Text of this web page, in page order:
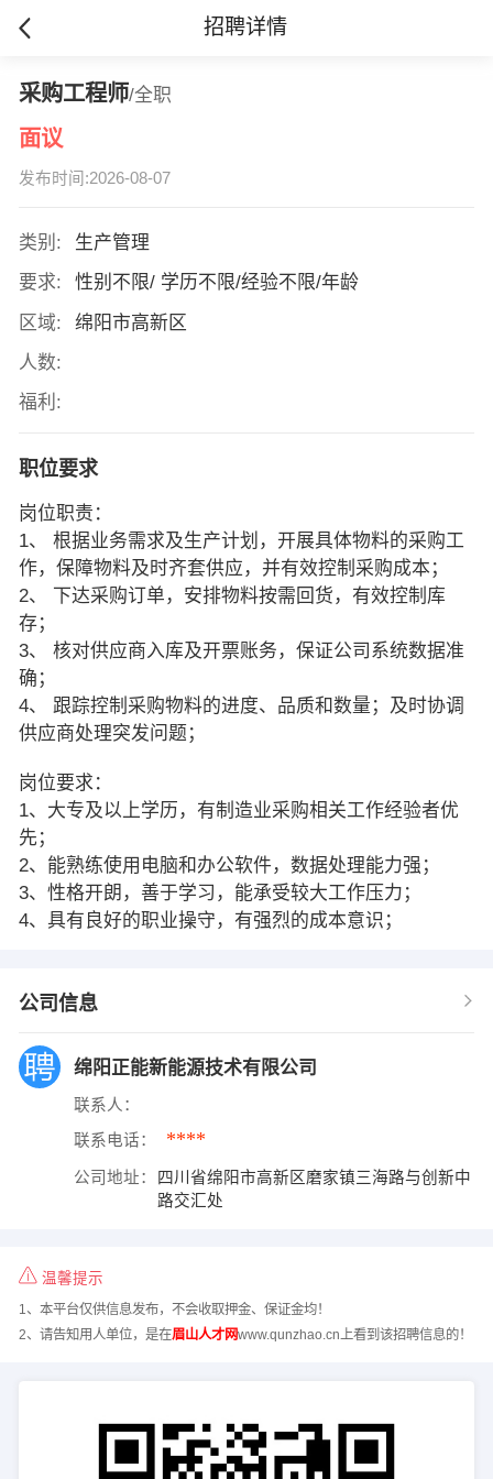
招聘详情
采购工程师/全职
面议
发布时间:2026-08-07
类别:
生产管理
要求:
性别不限/ 学历不限/经验不限/年龄
区域:
绵阳市高新区
人数:
福利:
职位要求
岗位职责：
1、 根据业务需求及生产计划，开展具体物料的采购工
作，保障物料及时齐套供应，并有效控制采购成本；
2、 下达采购订单，安排物料按需回货，有效控制库
存；
3、 核对供应商入库及开票账务，保证公司系统数据准
确；
4、 跟踪控制采购物料的进度、品质和数量；及时协调
供应商处理突发问题；
岗位要求：
1、大专及以上学历，有制造业采购相关工作经验者优
先；
2、能熟练使用电脑和办公软件，数据处理能力强；
3、性格开朗，善于学习，能承受较大工作压力；
4、具有良好的职业操守，有强烈的成本意识；
公司信息
绵阳正能新能源技术有限公司
联系人：
联系电话： ****
公司地址：
四川省绵阳市高新区磨家镇三海路与创新中
路交汇处
温馨提示
1、本平台仅供信息发布，不会收取押金、保证金均！
2、请告知用人单位，是在眉山人才网www.qunzhao.cn上看到该招聘信息的！